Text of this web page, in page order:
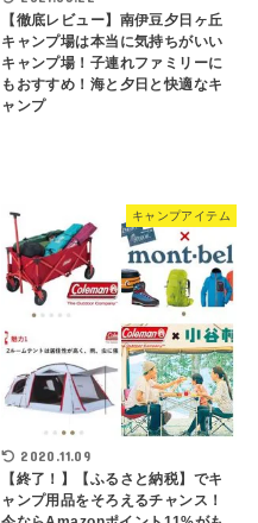
【徹底レビュー】南伊豆夕日ヶ丘
キャンプ場は本当に気持ちがいい
キャンプ場！子連れファミリーに
もおすすめ！海と夕日と快適なキ
ャンプ
キャンプアイテム
2020.11.09
【終了！】【ふるさと納税】でキ
ャンプ用品をそろえるチャンス！